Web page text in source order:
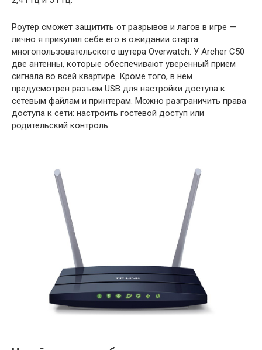
Роутер сможет защитить от разрывов и лагов в игре —
лично я прикупил себе его в ожидании старта
многопользовательского шутера Overwatch. У Archer C50
две антенны, которые обеспечивают уверенный прием
сигнала во всей квартире. Кроме того, в нем
предусмотрен разъем USB для настройки доступа к
сетевым файлам и принтерам. Можно разграничить права
доступа к сети: настроить гостевой доступ или
родительский контроль.